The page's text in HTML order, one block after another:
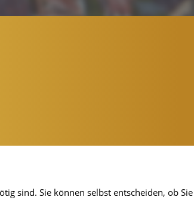
sind. Sie können selbst entscheiden, ob Sie